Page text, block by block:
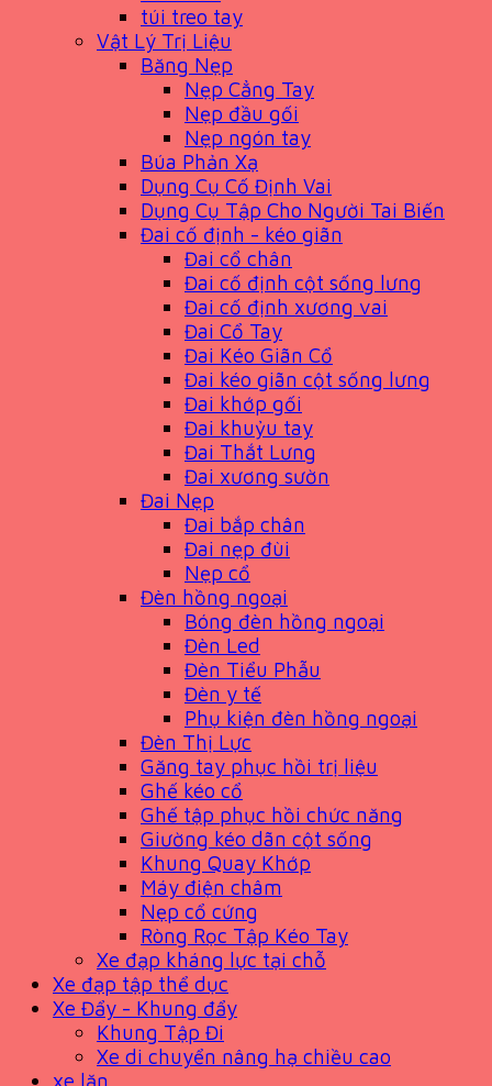
túi treo tay
Vật Lý Trị Liệu
Băng Nẹp
Nẹp Cẳng Tay
Nẹp đầu gối
Nẹp ngón tay
Búa Phản Xạ
Dụng Cụ Cố Định Vai
Dụng Cụ Tập Cho Người Tai Biến
Đai cố định - kéo giãn
Đai cổ chân
Đai cố định cột sống lưng
Đai cố định xương vai
Đai Cổ Tay
Đai Kéo Giãn Cổ
Đai kéo giãn cột sống lưng
Đai khớp gối
Đai khuỷu tay
Đai Thắt Lưng
Đai xương sườn
Đai Nẹp
Đai bắp chân
Đai nẹp đùi
Nẹp cổ
Đèn hồng ngoại
Bóng đèn hồng ngoại
Đèn Led
Đèn Tiểu Phẫu
Đèn y tế
Phụ kiện đèn hồng ngoại
Đèn Thị Lực
Găng tay phục hồi trị liệu
Ghế kéo cổ
Ghế tập phục hồi chức năng
Giường kéo dãn cột sống
Khung Quay Khớp
Máy điện châm
Nẹp cổ cứng
Ròng Rọc Tập Kéo Tay
Xe đạp kháng lực tại chỗ
Xe đạp tập thể dục
Xe Đẩy - Khung đẩy
Khung Tập Đi
Xe di chuyển nâng hạ chiều cao
xe lăn